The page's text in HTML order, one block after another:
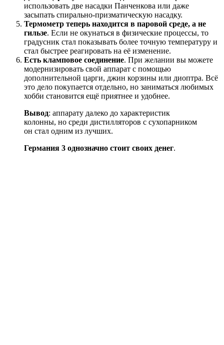
использовать две насадки Панченкова или даже
засыпать спирально-призматическую насадку.
Термометр теперь находится в паровой среде, а не
гильзе. Если не окунаться в физические процессы, то
градусник стал показывать более точную температуру и
стал быстрее реагировать на её изменение.
Есть кламповое соединение. При желании вы можете
модернизировать свой аппарат с помощью
дополнительной царги, джин корзины или диоптра. Всё
это дело покупается отдельно, но заниматься любимых
хобби становится ещё приятнее и удобнее.
Вывод: аппарату далеко до характеристик
колонны, но среди дистилляторов с сухопарником
он стал одним из лучших.
Германия 3 однозначно стоит своих денег.